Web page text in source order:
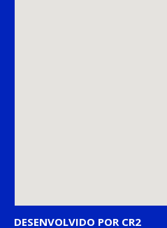
DESENVOLVIDO POR CR2